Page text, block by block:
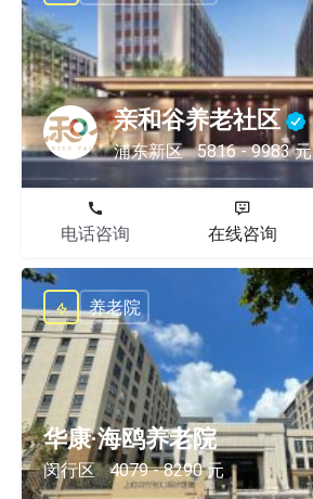
亲和谷养老社区
浦东新区 5816 - 9983 元
电话咨询 在线咨询
华康·海鸥养老院
闵行区 4079 - 8290 元
养老院